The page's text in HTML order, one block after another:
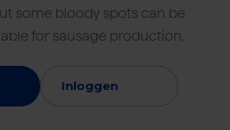
some bloody spots can be
for sausage production.
Inloggen